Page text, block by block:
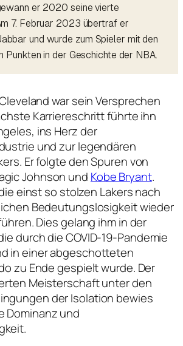
er 2020 seine vierte
7. Februar 2023 übertraf er
und wurde zum Spieler mit den
Punkten in der Geschichte der NBA.
war sein Versprechen
Karriereschritt führte ihn
ins Herz der
und zur legendären
Er folgte den Spuren von
Johnson und Kobe Bryant.
einst so stolzen Lakers nach
Bedeutungslosigkeit wieder
Dies gelang ihm in der
durch die COVID-19-Pandemie
in einer abgeschotteten
zu Ende gespielt wurde. Der
Meisterschaft unter den
der Isolation bewies
Dominanz und